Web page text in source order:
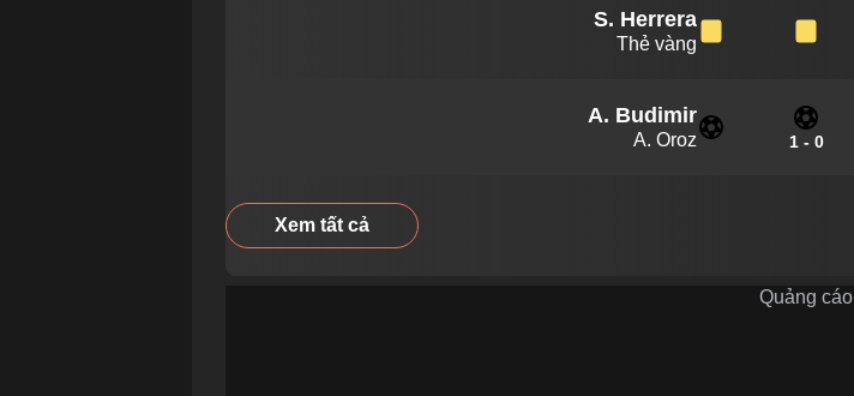
S. Herrera
Thẻ vàng
A. Budimir
A. Oroz 1- 0
Xem tất cả
Quảng cáo